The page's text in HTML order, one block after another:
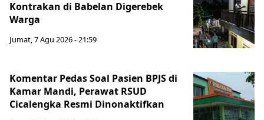
Kontrakan di Babelan Digerebek
Warga
Jumat, 7 Agu 2026 - 21:59
Komentar Pedas Soal Pasien BPJS di
Kamar Mandi, Perawat RSUD
Cicalengka Resmi Dinonaktifkan